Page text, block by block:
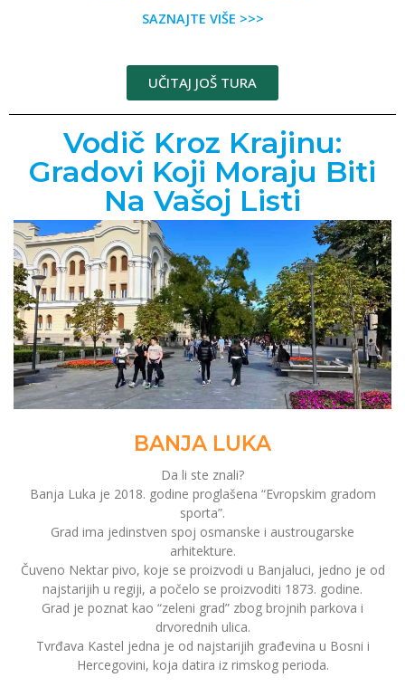
SAZNAJTE VIŠE >>>
UČITAJ JOŠ TURA
Vodič Kroz Krajinu:
Gradovi Koji Moraju Biti
Na Vašoj Listi
BANJA LUKA
Da li ste znali?
Banja Luka je 2018. godine proglašena “Evropskim gradom
sporta”.
Grad ima jedinstven spoj osmanske i austrougarske
arhitekture.
Čuveno Nektar pivo, koje se proizvodi u Banjaluci, jedno je od
najstarijih u regiji, a počelo se proizvoditi 1873. godine.
Grad je poznat kao “zeleni grad” zbog brojnih parkova i
drvorednih ulica.
Tvrđava Kastel jedna je od najstarijih građevina u Bosni i
Hercegovini, koja datira iz rimskog perioda.